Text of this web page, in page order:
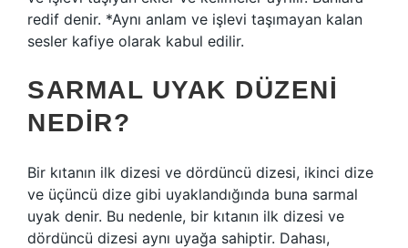
redif denir. *Aynı anlam ve işlevi taşımayan kalan
sesler kafiye olarak kabul edilir.
SARMAL UYAK DÜZENI
NEDIR?
Bir kıtanın ilk dizesi ve dördüncü dizesi, ikinci dize
ve üçüncü dize gibi uyaklandığında buna sarmal
uyak denir. Bu nedenle, bir kıtanın ilk dizesi ve
dördüncü dizesi aynı uyağa sahiptir. Dahası,